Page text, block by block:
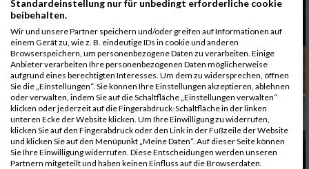
Standardeinstellung nur für unbedingt erforderliche cookie
beibehalten.
Wir und unsere Partner speichern und/oder greifen auf Informationen auf
einem Gerät zu, wie z. B. eindeutige IDs in cookie und anderen
Browserspeichern, um personenbezogene Daten zu verarbeiten. Einige
Anbieter verarbeiten Ihre personenbezogenen Daten möglicherweise
aufgrund eines berechtigten Interesses. Um dem zu widersprechen, öffnen
Sie die „Einstellungen“. Sie können Ihre Einstellungen akzeptieren, ablehnen
oder verwalten, indem Sie auf die Schaltfläche „Einstellungen verwalten“
klicken oder jederzeit auf die Fingerabdruck-Schaltfläche in der linken
unteren Ecke der Website klicken. Um Ihre Einwilligung zu widerrufen,
klicken Sie auf den Fingerabdruck oder den Link in der Fußzeile der Website
und klicken Sie auf den Menüpunkt „Meine Daten“. Auf dieser Seite können
Sie Ihre Einwilligung widerrufen. Diese Entscheidungen werden unseren
Partnern mitgeteilt und haben keinen Einfluss auf die Browserdaten.